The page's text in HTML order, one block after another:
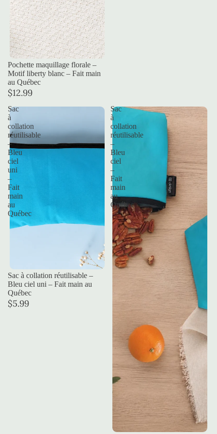
Pochette maquillage florale –
Motif liberty blanc – Fait main
au Québec
$12.99
Sac
à
collation
réutilisable
–
Bleu
ciel
uni
–
Fait
main
au
Québec
Sac à collation réutilisable –
Bleu ciel uni – Fait main au
Québec
$5.99
Sac
à
collation
réutilisable
–
Bleu
ciel
–
Fait
main
au
Québec